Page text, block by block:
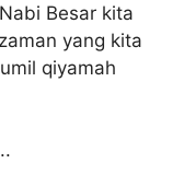
Besar kita
yang kita
qiyamah